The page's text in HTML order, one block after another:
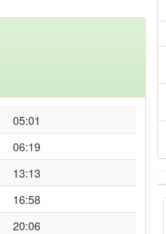
05:01
06:19
13:13
16:58
20:06